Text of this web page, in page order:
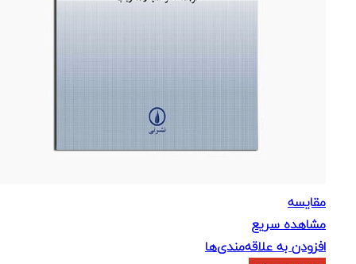
مقایسه
مشاهده سریع
افزودن به علاقه‌مندی‌ها